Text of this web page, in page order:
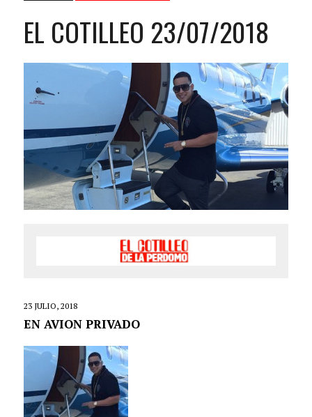
EL COTILLEO 23/07/2018
23 JULIO, 2018
EN AVION PRIVADO